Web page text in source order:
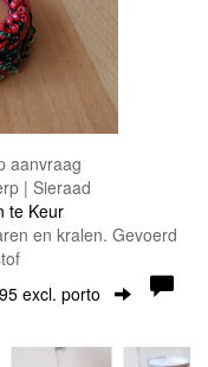
aanvraag
| Sieraad
te Keur
en kralen. Gevoerd
excl. porto